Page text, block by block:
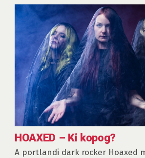
HOAXED – Ki kopog?
A portlandi dark rocker Hoaxed